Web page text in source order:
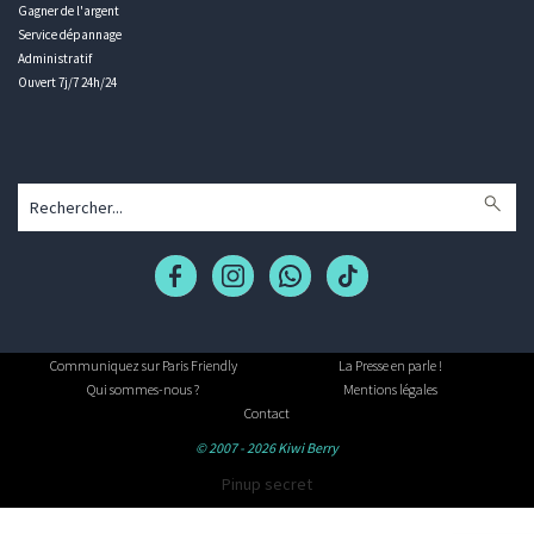
Gagner de l'argent
Service dépannage
Administratif
Ouvert 7j/7 24h/24
Communiquez sur Paris Friendly
La Presse en parle !
Qui sommes-nous ?
Mentions légales
Contact
© 2007 - 2026 Kiwi Berry
Pinup secret